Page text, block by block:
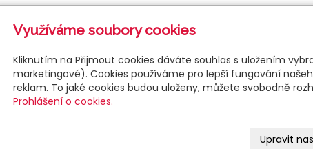
Využíváme soubory cookies
Kliknutím na Přijmout cookies dáváte souhlas s uložením
marketingové). Cookies používáme pro lepší fungování
reklam. To jaké cookies budou uloženy, můžete svobodně
Prohlášení o cookies.
Upravit